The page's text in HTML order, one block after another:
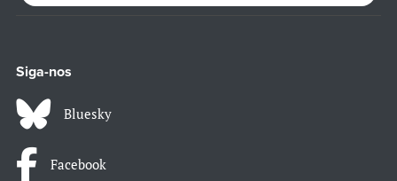
Siga-nos
Bluesky
Facebook